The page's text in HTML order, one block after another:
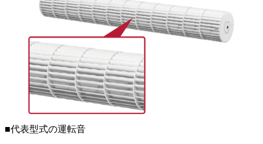
■代表型式の運転音